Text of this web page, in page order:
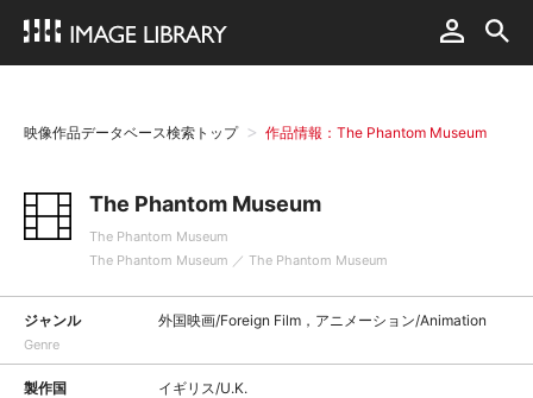
映像作品データベース検索トップ 作品情報：The Phantom Museum
The Phantom Museum
The Phantom Museum
The Phantom Museum ／ The Phantom Museum
ジャンル
Genre
外国映画/Foreign Film，アニメーション/Animation
製作国 イギリス/U.K.